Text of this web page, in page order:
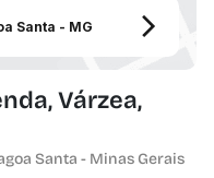
Santa - MG
Várzea,
Santa - Minas Gerais